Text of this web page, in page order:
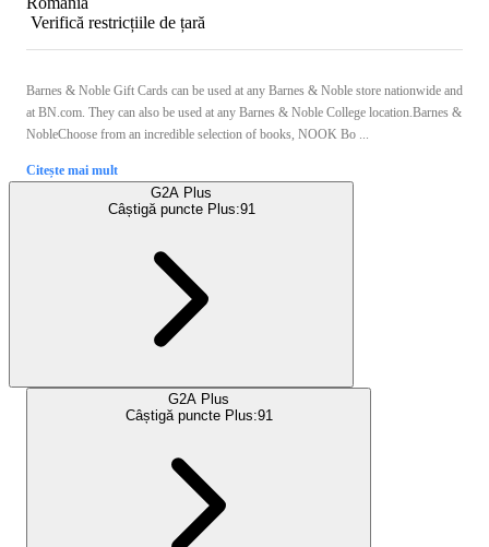
Verifică restricțiile de țară
Barnes & Noble Gift Cards can be used at any Barnes & Noble store nationwide and
at BN.com. They can also be used at any Barnes & Noble College location.Barnes &
NobleChoose from an incredible selection of books, NOOK Bo ...
Citește mai mult
G2A Plus
Câștigă puncte Plus:91
G2A Plus
Câștigă puncte Plus:91